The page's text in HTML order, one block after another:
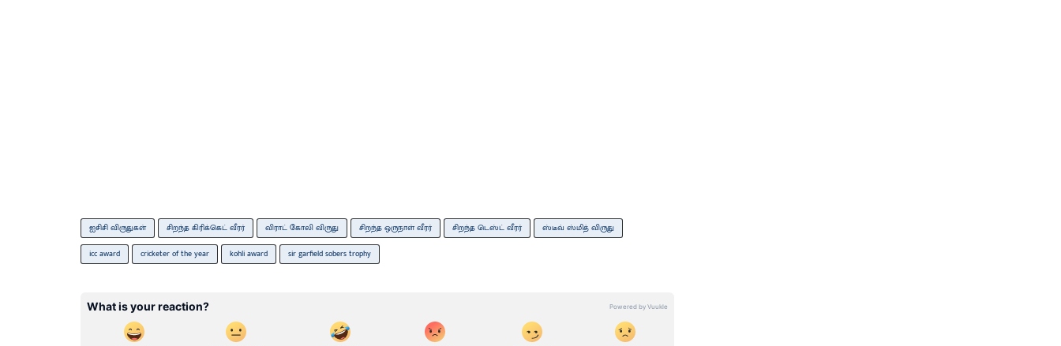
ஐசிசி விருதுகள் சிறந்த கிரிக்கெட் வீரர் விராட் கோலி விருது சிறந்த ஒருநாள் வீரர் சிறந்த டெஸ்ட் வீரர் ஸ்டீவ் ஸ்மித் விருது
icc award cricketer of the year kohli award sir garfield sobers trophy